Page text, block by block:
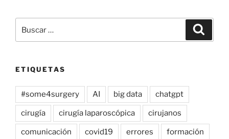
por:
ETIQUETAS
#some4surgery AI big data chatgpt
cirugía cirugía laparoscópica cirujanos
comunicación covid19 errores formación